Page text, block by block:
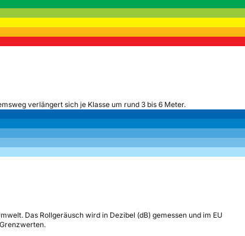
verlängert sich je Klasse um rund 3 bis 6 Meter.
Das Rollgeräusch wird in Dezibel (dB) gemessen und im EU